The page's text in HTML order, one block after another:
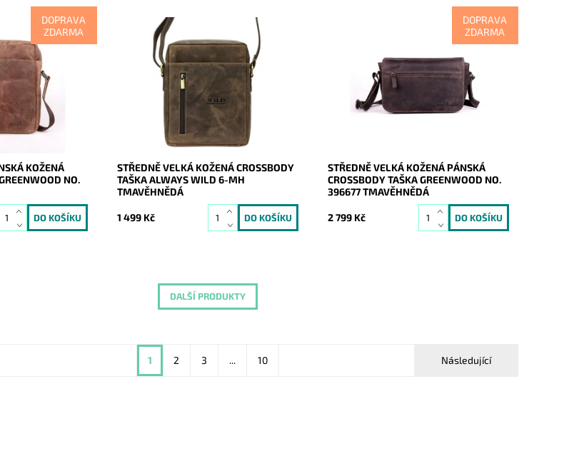
DOPRAVA
ZDARMA
střední
zip.
KOŽENÁ
NO.
Nedílnou "součástí" každého muže je
tato středně velká crossbody kožená
taška v tmavěhnědé barvě oblíbené
značky Always Wild.
Dostupnost:
Skladem
17065
Wild
2 roky
STŘEDNĚ VELKÁ KOŽENÁ CROSSBODY
TAŠKA ALWAYS WILD 6-MH
TMAVĚHNĚDÁ
1 499 Kč
DOPRAVA
ZDARMA
Podélná středně velká kožená
tmavěhnědá pánská crossbody taška
australské značky GreenWood.
Dostupnost:
Skladem
Značka:
GreenWood
STŘEDNĚ VELKÁ KOŽENÁ PÁNSKÁ
CROSSBODY TAŠKA GREENWOOD NO.
396677 TMAVĚHNĚDÁ
2 799 Kč
DALŠÍ PRODUKTY
Následující
1 2 3 ... 10